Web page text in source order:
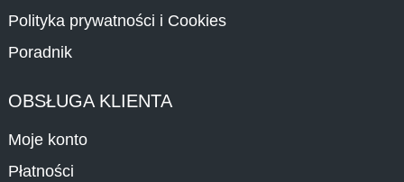
Polityka prywatności i Cookies
Poradnik
OBSŁUGA KLIENTA
Moje konto
Płatności